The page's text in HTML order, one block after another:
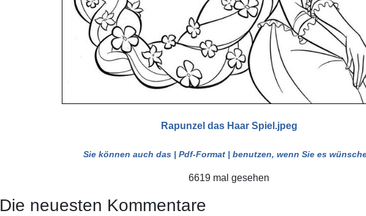
Rapunzel das Haar Spiel.jpeg
Sie können auch das | Pdf-Format | benutzen, wenn Sie es
6619 mal gesehen
Die neuesten Kommentare